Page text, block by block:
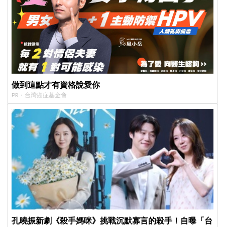
做到這點才有資格說愛你
PR・台灣癌症基金會
孔曉振新劇《殺手媽咪》挑戰沉默寡言的殺手！自曝「台